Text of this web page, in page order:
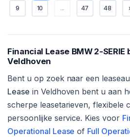
9 10 ... 47 48
Financial Lease BMW 2-SERIE
Veldhoven
Bent u op zoek naar een
Lease in Veldhoven bent u aan
scherpe leasetarieven, flexibele
persoonlijke service. Kies voor
Operational Lease of Full